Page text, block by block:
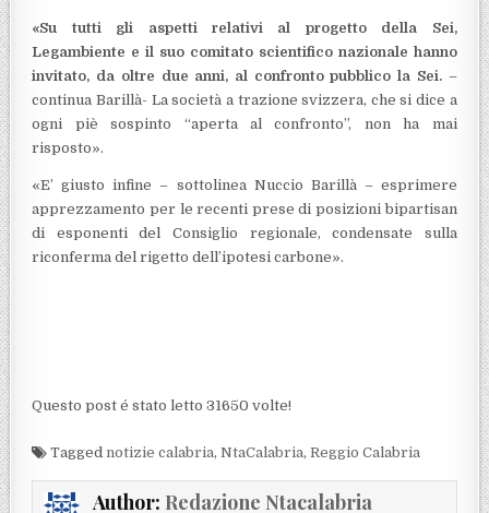
«Su tutti gli aspetti relativi al progetto della Sei,
Legambiente e il suo comitato scientifico nazionale hanno
invitato, da oltre due anni, al confronto pubblico la Sei.–
continua Barillà- La società a trazione svizzera, che si dice a
ogni piè sospinto “aperta al confronto”, non ha mai
risposto».
«E’ giusto infine – sottolinea Nuccio Barillà – esprimere
apprezzamento per le recenti prese di posizioni bipartisan
di esponenti del Consiglio regionale, condensate sulla
riconferma del rigetto dell’ipotesi carbone».
Questo post é stato letto 31650 volte!
Taggednotizie calabria,NtaCalabria,Reggio Calabria
Author: Redazione Ntacalabria